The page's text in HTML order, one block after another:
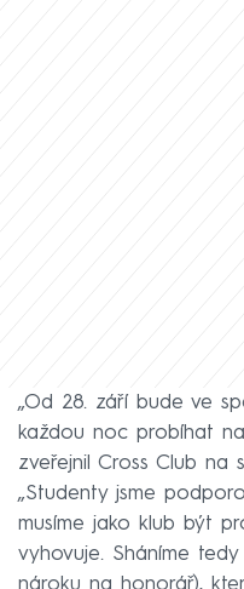
„Od 28. září bude ve
každou noc probíhat
zveřejnil Cross Club na
„Studenty jsme
musíme jako klub být
vyhovuje. Sháníme
nároku na honorář),